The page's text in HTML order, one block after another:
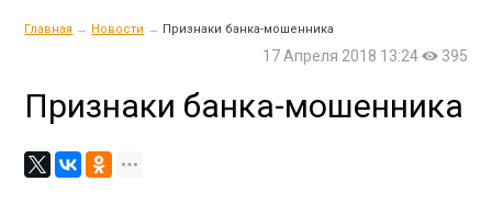
Главная → Новости → Признаки банка-мошенника
395
17 Апреля 2018 13:24
Признаки банка-мошенника